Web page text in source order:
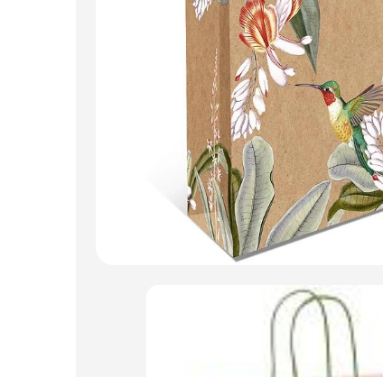
Искусственные цветы и растения
Декоративные вазы, кашпо
Изделия из металла